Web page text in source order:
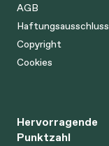
AGB
Haftungsausschluss
Copyright
Cookies
Hervorragende
Punktzahl